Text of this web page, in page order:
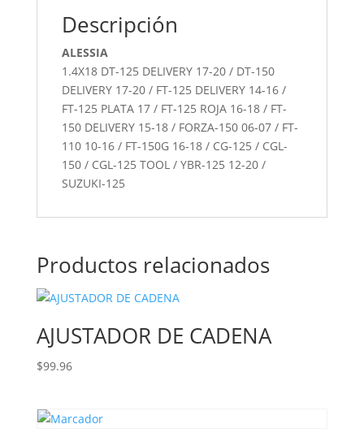
Descripción
ALESSIA
1.4X18 DT-125 DELIVERY 17-20 / DT-150
DELIVERY 17-20 / FT-125 DELIVERY 14-16 /
FT-125 PLATA 17 / FT-125 ROJA 16-18 / FT-
150 DELIVERY 15-18 / FORZA-150 06-07 / FT-
110 10-16 / FT-150G 16-18 / CG-125 / CGL-
150 / CGL-125 TOOL / YBR-125 12-20 /
SUZUKI-125
Productos relacionados
AJUSTADOR DE CADENA
$99.96